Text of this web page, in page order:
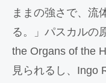
ままの強さで、流
る。」パスカルの
the Organs of the
見られるし、Ingo